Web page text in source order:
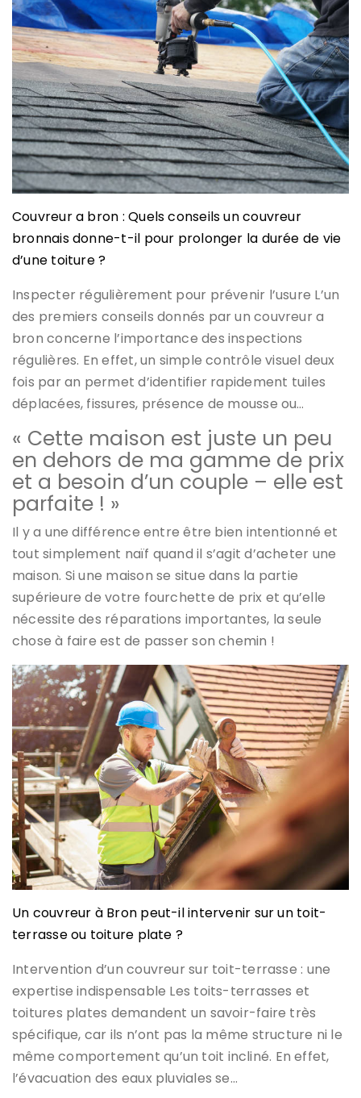
Couvreur a bron : Quels conseils un couvreur
bronnais donne-t-il pour prolonger la durée de vie
d’une toiture ?
Inspecter régulièrement pour prévenir l’usure L’un
des premiers conseils donnés par un couvreur a
bron concerne l’importance des inspections
régulières. En effet, un simple contrôle visuel deux
fois par an permet d’identifier rapidement tuiles
déplacées, fissures, présence de mousse ou…
« Cette maison est juste un peu
en dehors de ma gamme de prix
et a besoin d’un couple – elle est
parfaite ! »
Il y a une différence entre être bien intentionné et
tout simplement naïf quand il s’agit d’acheter une
maison. Si une maison se situe dans la partie
supérieure de votre fourchette de prix et qu’elle
nécessite des réparations importantes, la seule
chose à faire est de passer son chemin !
Un couvreur à Bron peut-il intervenir sur un toit-
terrasse ou toiture plate ?
Intervention d’un couvreur sur toit-terrasse : une
expertise indispensable Les toits-terrasses et
toitures plates demandent un savoir-faire très
spécifique, car ils n’ont pas la même structure ni le
même comportement qu’un toit incliné. En effet,
l’évacuation des eaux pluviales se…